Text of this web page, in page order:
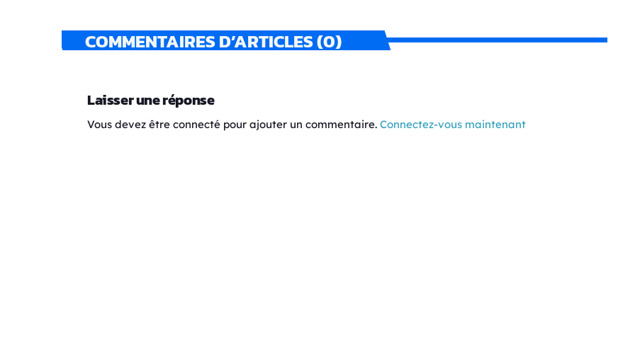
COMMENTAIRES D’ARTICLES (0)
Laisser une réponse
Vous devez être connecté pour ajouter un commentaire. Connectez-vous maintenant